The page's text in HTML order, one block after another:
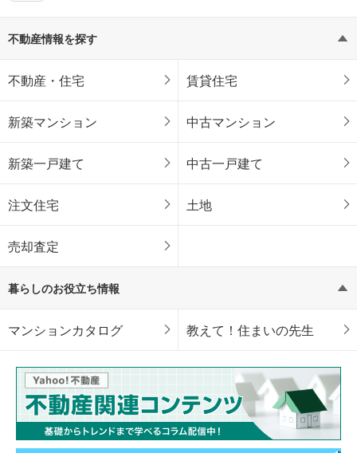
不動産情報を探す
不動産・住宅 賃貸住宅
新築マンション 中古マンション
新築一戸建て 中古一戸建て
注文住宅 土地
売却査定
暮らしのお役立ち情報
マンションカタログ 教えて！住まいの先生